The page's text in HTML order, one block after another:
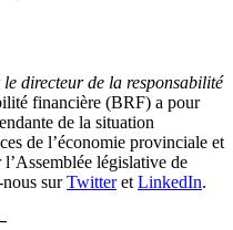
directeur de la responsabilité
financière (BRF) a pour
de la situation
de l’économie provinciale et
législative de
surTwitteret LinkedIn.